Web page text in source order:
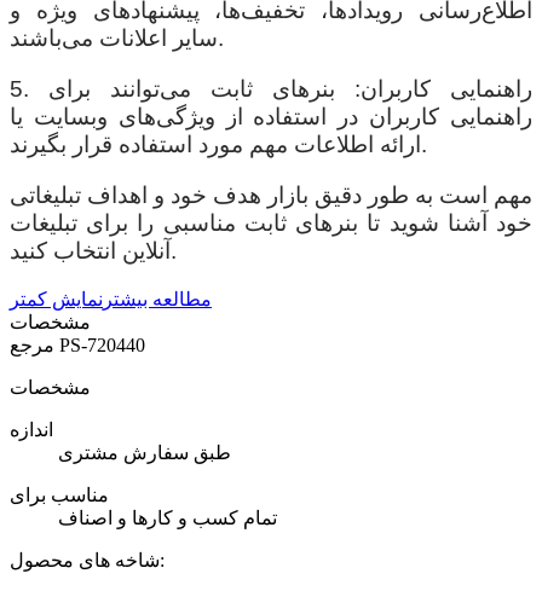
اطلاع‌رسانی رویدادها، تخفیف‌ها، پیشنهادهای ویژه و
سایر اعلانات می‌باشند.
5. راهنمایی کاربران: بنرهای ثابت می‌توانند برای
راهنمایی کاربران در استفاده از ویژگی‌های وبسایت یا
ارائه اطلاعات مهم مورد استفاده قرار بگیرند.
مهم است به طور دقیق بازار هدف خود و اهداف تبلیغاتی
خود آشنا شوید تا بنرهای ثابت مناسبی را برای تبلیغات
آنلاین انتخاب کنید.
مطالعه بیشتر نمایش کمتر
مشخصات
PS-720440
مشخصات
اندازه
طبق سفارش مشتری
مناسب برای
تمام کسب و کارها و اصناف
شاخه های محصول: